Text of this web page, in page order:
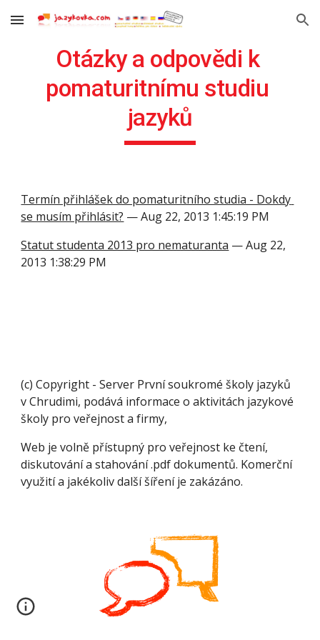
Skip to main content Skip to navigation
Otázky a odpovědi k
pomaturitnímu studiu
jazyků
Termín přihlášek do pomaturitního studia - Dokdy
se musím přihlásit? — Aug 22, 2013 1:45:19 PM
Statut studenta 2013 pro nematuranta — Aug 22,
2013 1:38:29 PM
(c) Copyright - Server První soukromé školy jazyků
v Chrudimi, podává informace o aktivitách jazykové
školy pro veřejnost a firmy,
Web je volně přístupný pro veřejnost ke čtení,
diskutování a stahování .pdf dokumentů. Komerční
využití a jakékoliv další šíření je zakázáno.